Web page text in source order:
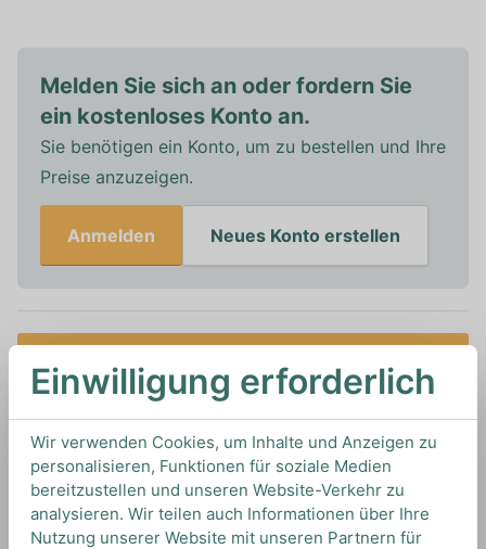
Melden Sie sich an oder fordern Sie
ein kostenloses Konto an.
Sie benötigen ein Konto, um zu bestellen und Ihre
Preise anzuzeigen.
Anmelden Neues Konto erstellen
Melden Sie sich an, um benachrichtigt zu werden,
wenn dieses Produkt auf Lager ist
47%
Artikelnummer: 18565
Wilde Agaven Mezcal von
Mezcal Dixeebeaus Mexiko
Einwilligung erforderlich
Wir verwenden Cookies, um Inhalte und Anzeigen zu
personalisieren, Funktionen für soziale Medien
bereitzustellen und unseren Website-Verkehr zu
analysieren. Wir teilen auch Informationen über Ihre
Nutzung unserer Website mit unseren Partnern für